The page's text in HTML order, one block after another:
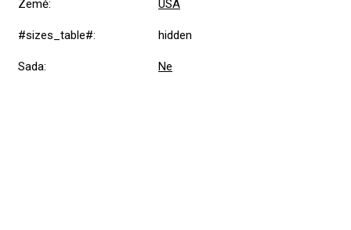
Země: USA
#sizes_table#: hidden
Sada: Ne